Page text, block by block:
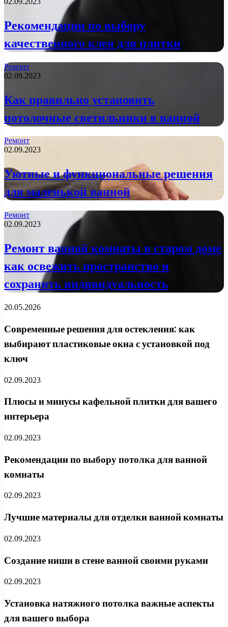
Рекомендации по выбору
качественного клея для плитки
Ремонт
02.09.2023
Как правильно установить
потолочные светильники в ванной
Ремонт
02.09.2023
Уютные и функциональные решения
для маленькой ванной
Ремонт
02.09.2023
Ремонт ванной комнаты в старом доме
как освежить пространство и
сохранить индивидуальность
20.05.2026
Современные решения для остекления: как
выбирают пластиковые окна с установкой под
ключ
02.09.2023
Плюсы и минусы кафельной плитки для вашего
интерьера
02.09.2023
Рекомендации по выбору потолка для ванной
комнаты
02.09.2023
Лучшие материалы для отделки ванной комнаты
02.09.2023
Создание ниши в стене ванной своими руками
02.09.2023
Установка натяжного потолка важные аспекты
для вашего выбора